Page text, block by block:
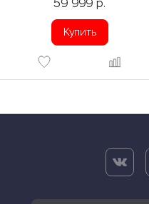
59 999 р.
Купить